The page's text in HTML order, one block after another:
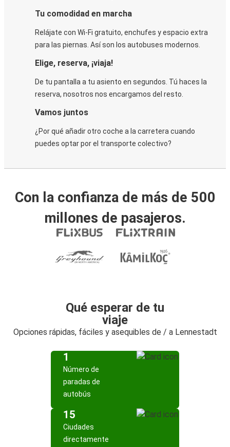
Tu comodidad en marcha
Relájate con Wi-Fi gratuito, enchufes y espacio extra
para las piernas. Así son los autobuses modernos.
Elige, reserva, ¡viaja!
De tu pantalla a tu asiento en segundos. Tú haces la
reserva, nosotros nos encargamos del resto.
Vamos juntos
¿Por qué añadir otro coche a la carretera cuando
puedes optar por el transporte colectivo?
Con la confianza de más de 500
millones de pasajeros.
Qué esperar de tu
viaje
Opciones rápidas, fáciles y asequibles de / a Lennestadt
1
Número de
paradas de
autobús
15
Ciudades
directamente